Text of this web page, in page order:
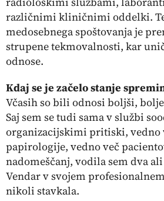
različnimi kliničnimi oddelki.
medosebnega spoštovanja je
strupene tekmovalnosti, kar
odnose.
Kdaj se je začelo stanje
Včasih so bili odnosi boljši,
Saj sem se tudi sama v službi
organizacijskimi pritiski, vedno
papirologije, vedno več
nadomeščanj, vodila sem dva
Vendar v svojem
nikoli stavkala.